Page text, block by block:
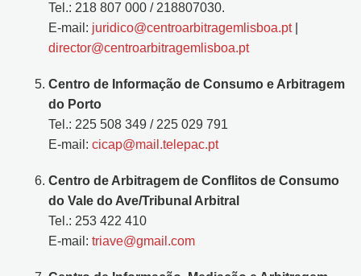
Tel.: 218 807 000 / 218807030.
E-mail: juridico@centroarbitragemlisboa.pt|
director@centroarbitragemlisboa.pt
Centro de Informação de Consumo e Arbitragem
do Porto
Tel.: 225 508 349 / 225 029 791
E-mail: cicap@mail.telepac.pt
Centro de Arbitragem de Conflitos de Consumo
do Vale do Ave/Tribunal Arbitral
Tel.: 253 422 410
E-mail: triave@gmail.com